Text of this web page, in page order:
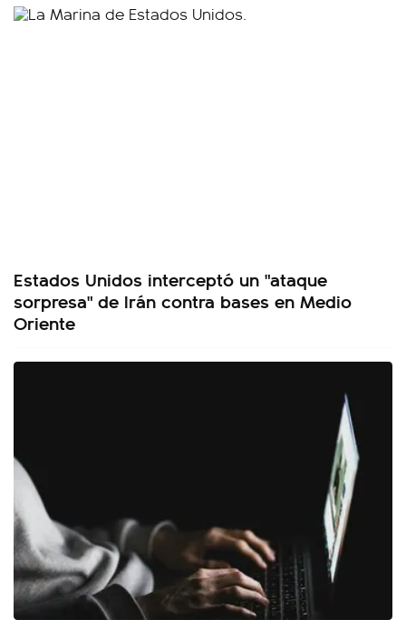
Estados Unidos interceptó un "ataque
sorpresa" de Irán contra bases en Medio
Oriente